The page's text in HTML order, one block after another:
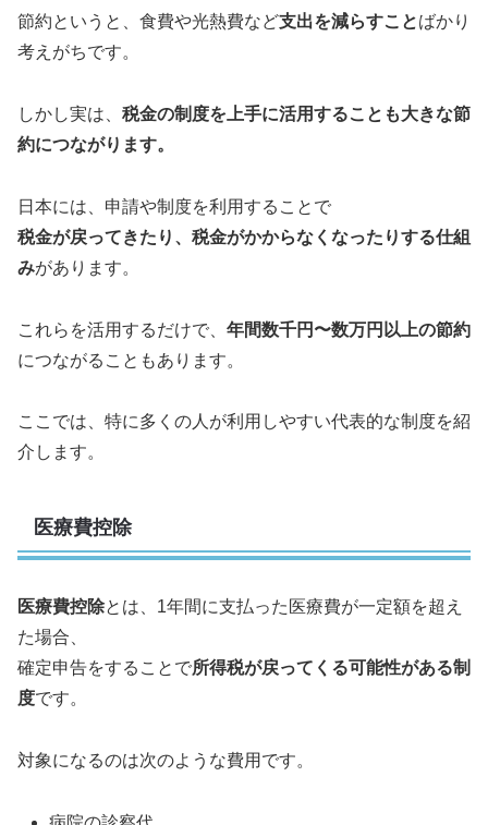
節約というと、食費や光熱費など支出を減らすことばかり
考えがちです。
しかし実は、 税金の制度を上手に活用することも大きな節
約につながります。
日本には、申請や制度を利用することで
税金が戻ってきたり、税金がかからなくなったりする仕組
みがあります。
これらを活用するだけで、 年間数千円〜数万円以上の節約
につながることもあります。
ここでは、特に多くの人が利用しやすい代表的な制度を紹
介します。
医療費控除
医療費控除とは、1年間に支払った医療費が一定額を超え
た場合、
確定申告をすることで所得税が戻ってくる可能性がある制
度です。
対象になるのは次のような費用です。